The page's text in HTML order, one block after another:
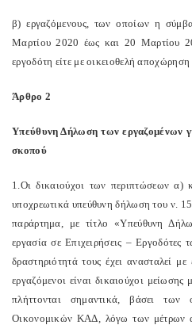
β) εργαζόμενους, των οποίων η
Μαρτίου 2020 έως και 20 Μαρτίου
εργοδότη είτε με οικειοθελή αποχώρηση
Άρθρο 2
Υπεύθυνη Δήλωση των εργαζομένων
σκοπού
1.Οι δικαιούχοι των περιπτώσεων
υποχρεωτικά υπεύθυνη δήλωση του ν.
παράρτημα, με τίτλο «Υπεύθυνη
εργασία σε Επιχειρήσεις – Εργοδότες
δραστηριότητά τους έχει ανασταλεί
εργαζόμενοι είναι δικαιούχοι μείωσης
πλήττονται σημαντικά, βάσει των
Οικονομικών ΚΑΔ, λόγω των μέτρων